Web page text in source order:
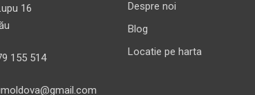
16
155 514
Despre noi
Blog
Locatie pe harta